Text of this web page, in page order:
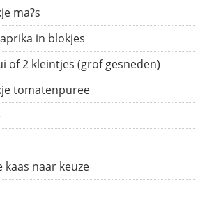
ma?s
in blokjes
of 2 kleintjes (grof gesneden)
tomatenpuree
kaas naar keuze